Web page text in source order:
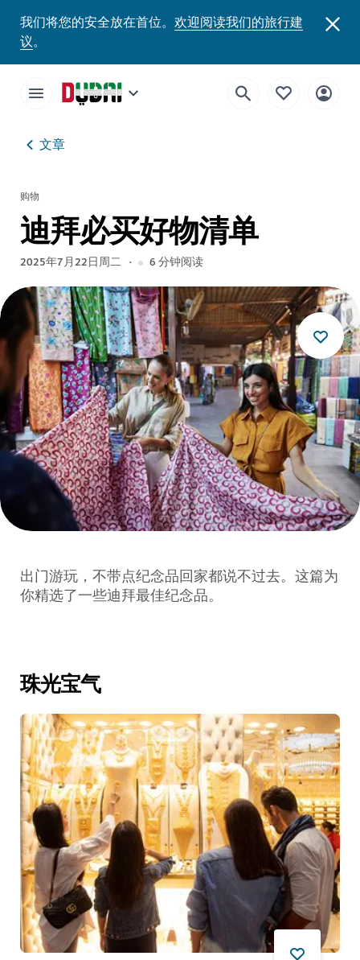
我们将您的安全放在首位。 欢迎阅读我们的旅行建
议。
文章
购物
迪拜必买好物清单
2025年7月22日周二 6分钟阅读
出门游玩，不带点纪念品回家都说不过去。这篇为
你精选了一些迪拜最佳纪念品。
珠光宝气